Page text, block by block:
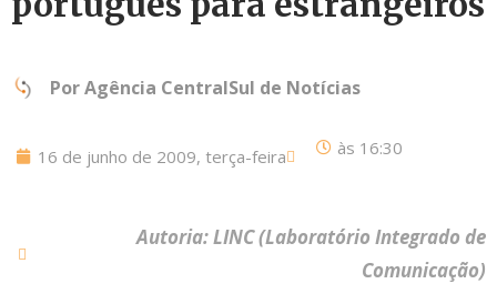
PorAgência CentralSul de Notícias
16 de junho de 2009, terça-feira às 16:30
Autoria: LINC (Laboratório Integrado de
Comunicação)